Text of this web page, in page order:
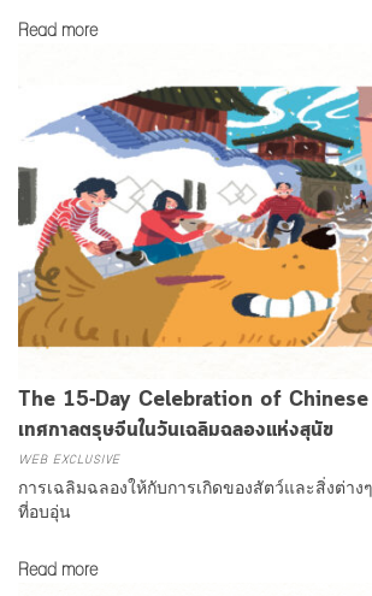
Read more
The 15-Day Celebration of Chinese
เทศกาลตรุษจีนในวันเฉลิมฉลองแห่งสุนัข
WEB EXCLUSIVE
การเฉลิมฉลองให้กับการเกิดของสัตว์และสิ่งต่า
ที่อบอุ่น
Read more